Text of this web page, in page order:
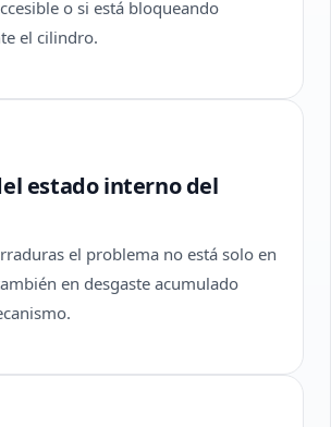
o si está bloqueando
el cilindro.
estado interno del
el problema no está solo en
en desgaste acumulado